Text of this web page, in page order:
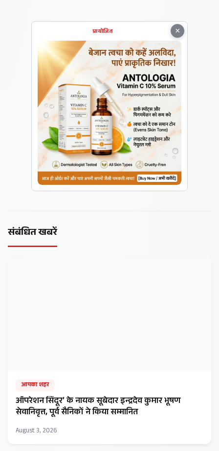
×
प्रायोजित
संबंधित खबरें
आपका शहर
ऑपरेशन सिंदूर’ के नायक सूबेदार इन्द्रदेव कुमार भूषण
सेवानिवृत्त, पूर्व सैनिकों ने किया सम्मानित
August 3, 2026